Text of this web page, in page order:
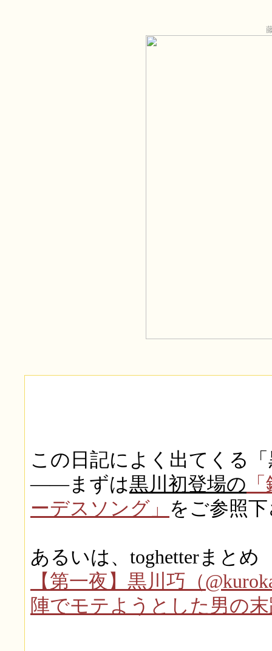
この日記によく出てくる
――まずは黒川初登場の
ーデスソング」 をご参照
あるいは、toghetterまとめ
【第一夜】黒川巧（
陣でモテようとした男の